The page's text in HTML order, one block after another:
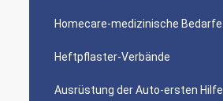
Homecare-medizinische Bedarfe
Heftpflaster-Verbände
Ausrüstung der Auto-ersten Hilfe